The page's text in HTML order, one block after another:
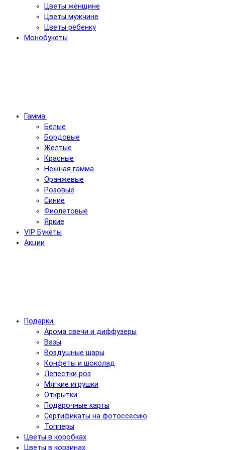
Цветы женщине
Цветы мужчине
Цветы ребенку
Монобукеты
Гамма
Белые
Бордовые
Желтые
Красные
Нежная гамма
Оранжевые
Розовые
Синие
Фиолетовые
Яркие
VIP Букеты
Акции
Подарки
Арома свечи и диффузеры
Вазы
Воздушные шары
Конфеты и шоколад
Лепестки роз
Мягкие игрушки
Открытки
Подарочные карты
Сертификаты на фотоссесию
Топперы
Цветы в коробках
Цветы в корзинах